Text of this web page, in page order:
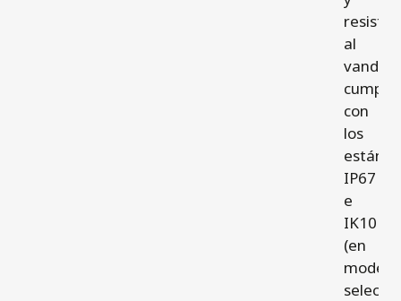
al
con
los
IP67
e
IK10
(en